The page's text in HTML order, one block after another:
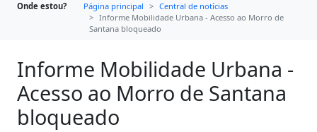
Onde estou? Página principal
Central de notícias
Informe Mobilidade Urbana - Acesso ao Morro de
Santana bloqueado
Informe Mobilidade Urbana -
Acesso ao Morro de Santana
bloqueado